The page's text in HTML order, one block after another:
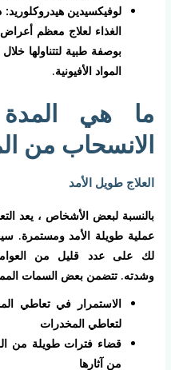
لوفيكسيدين هيدروكلوريد:
الغذاء لعلاج معظم
بوصفة طبية لتتناولها
المواد الأفيونية.
ما هي المدة
الانسحاب من
العلاج طويل الأمد
بالنسبة لبعض الأشخاص ، يعد
عملية طويلة الأمد ومستمرة.
لك على عدد قليل من
وشدته. تتضمن بعض السمات
الاستمرار في تعاطي
لتعاطي المخدرات
قضاء فترات طويلة من
من آثارها